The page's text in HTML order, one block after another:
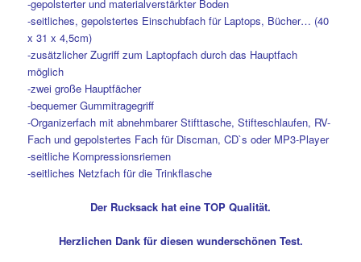
-gepolsterter und materialverstärkter Boden
-seitliches, gepolstertes Einschubfach für Laptops, Bücher… (40
x 31 x 4,5cm)
-zusätzlicher Zugriff zum Laptopfach durch das Hauptfach
möglich
-zwei große Hauptfächer
-bequemer Gummitragegriff
-Organizerfach mit abnehmbarer Stifttasche, Stifteschlaufen, RV-
Fach und gepolstertes Fach für Discman, CD`s oder MP3-Player
-seitliche Kompressionsriemen
-seitliches Netzfach für die Trinkflasche
Der Rucksack hat eine TOP Qualität.
Herzlichen Dank für diesen wunderschönen Test.